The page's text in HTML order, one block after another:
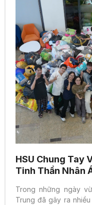
HSU Chung Tay
Tinh Thần Nhân
Trong những ngày
Trung đã gây ra